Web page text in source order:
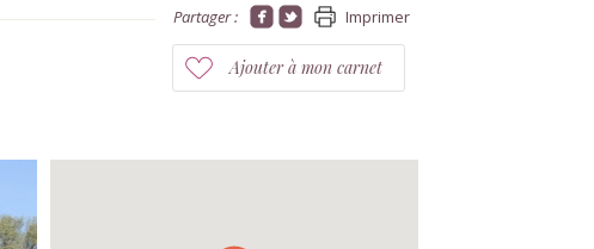
Partager : Imprimer
Ajouter à mon carnet